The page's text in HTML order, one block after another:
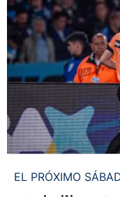
EL PRÓXIMO